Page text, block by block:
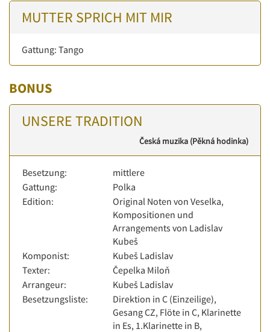
MUTTER SPRICH MIT MIR
Gattung: Tango
BONUS
UNSERE TRADITION
Česká muzika (Pěkná hodinka)
Besetzung:
mittlere
Gattung:
Polka
Edition:
Original Noten von Veselka,
Kompositionen und
Arrangements von Ladislav
Kubeš
Komponist:
Kubeš Ladislav
Texter:
Čepelka Miloň
Arrangeur:
Kubeš Ladislav
Besetzungsliste:
Direktion in C (Einzeilige),
Gesang CZ, Flöte in C, Klarinette
in Es, 1.Klarinette in B,